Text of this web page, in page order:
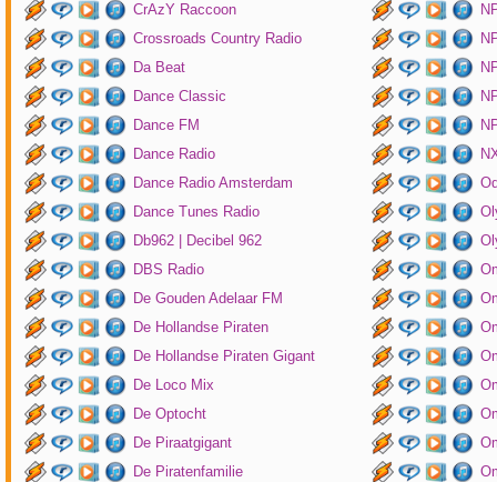
CrAzY Raccoon
Crossroads Country Radio
Da Beat
Dance Classic
Dance FM
Dance Radio
Dance Radio Amsterdam
Dance Tunes Radio
Db962 | Decibel 962
DBS Radio
De Gouden Adelaar FM
De Hollandse Piraten
De Hollandse Piraten Gigant
De Loco Mix
De Optocht
De Piraatgigant
De Piratenfamilie